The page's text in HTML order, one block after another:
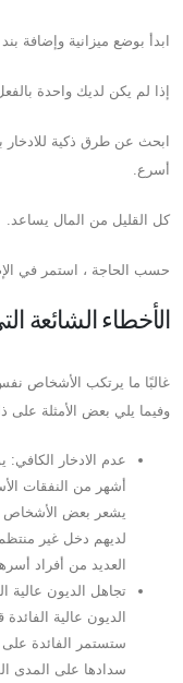
ابدأ بوضع ميزانية وإضافة
إذا لم يكن لديك واحدة
ابحث عن طرق ذكية للادخار
أسرع.
كل القليل من المال يساعد.
حسب الحاجة ، استمر في
الأخطاء الشائعة
غالبًا ما يرتكب الأشخاص
وفيما يلي بعض الأمثلة على
عدم الادخار
أشهر من النفقات
يشعر بعض الأشخاص
لديهم دخل غير
العديد من أفراد
تجاهل الديون عالية
الديون عالية
ستستمر الفائدة
سدادها على المدى